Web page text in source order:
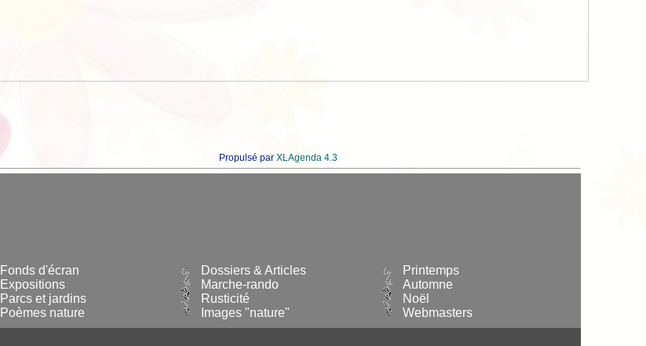
Propulsé par XLAgenda 4.3
Fonds d'écran
Expositions
Parcs et jardins
Poèmes nature
Dossiers & Articles
Marche-rando
Rusticité
Images "nature"
Printemps
Automne
Noël
Webmasters